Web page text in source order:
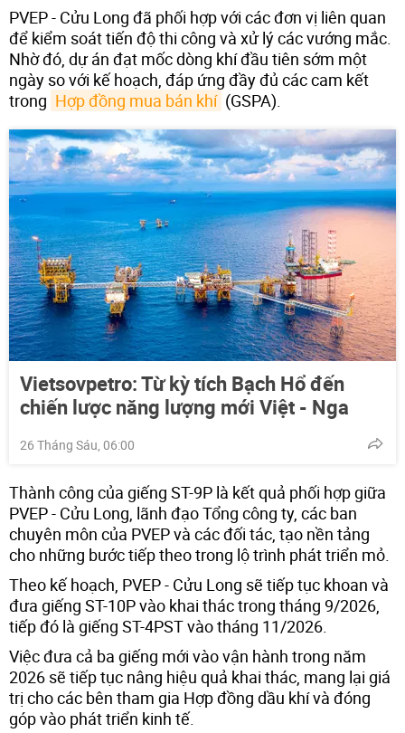
PVEP - Cửu Long đã phối hợp với các đơn vị liên quan
để kiểm soát tiến độ thi công và xử lý các vướng mắc.
Nhờ đó, dự án đạt mốc dòng khí đầu tiên sớm một
ngày so với kế hoạch, đáp ứng đầy đủ các cam kết
trong Hợp đồng mua bán khí (GSPA).
Vietsovpetro: Từ kỳ tích Bạch Hổ đến
chiến lược năng lượng mới Việt - Nga
26 Tháng Sáu, 06:00
Thành công của giếng ST-9P là kết quả phối hợp giữa
PVEP - Cửu Long, lãnh đạo Tổng công ty, các ban
chuyên môn của PVEP và các đối tác, tạo nền tảng
cho những bước tiếp theo trong lộ trình phát triển mỏ.
Theo kế hoạch, PVEP - Cửu Long sẽ tiếp tục khoan và
đưa giếng ST-10P vào khai thác trong tháng 9/2026,
tiếp đó là giếng ST-4PST vào tháng 11/2026.
Việc đưa cả ba giếng mới vào vận hành trong năm
2026 sẽ tiếp tục nâng hiệu quả khai thác, mang lại giá
trị cho các bên tham gia Hợp đồng dầu khí và đóng
góp vào phát triển kinh tế.